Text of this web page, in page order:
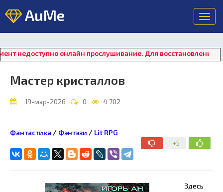
AuMe
онлайн прослушивание. Для восстановления работы
Мастер кристаллов
19-мар-2026 0 4 702
+5
Фантастика / Фэнтэзи / Lit RPG
Здесь